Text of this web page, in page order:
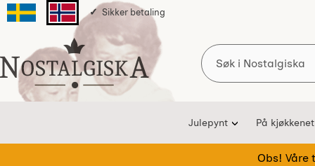
Svenska sidanNorska sidan
Sikker betaling
Startsiden for Nostalgiska
Søk
Julepynt På kjøkkenet
Obs! Våre